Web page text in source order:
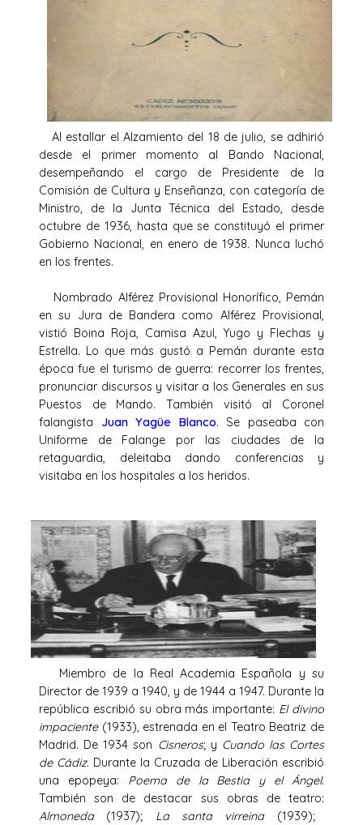
Al estallar el Alzamiento del 18 de julio, se adhirió
desde el primer momento al Bando Nacional,
desempeñando el cargo de Presidente de la
Comisión de Cultura y Enseñanza, con categoría de
Ministro, de la Junta Técnica del Estado, desde
octubre de 1936, hasta que se constituyó el primer
Gobierno Nacional, en enero de 1938. Nunca luchó
en los frentes.
Nombrado Alférez Provisional Honorífico, Pemán
en su Jura de Bandera como Alférez Provisional,
vistió Boina Roja, Camisa Azul, Yugo y Flechas y
Estrella. Lo que más gustó a Pemán durante esta
época fue el turismo de guerra: recorrer los frentes,
pronunciar discursos y visitar a los Generales en sus
Puestos de Mando. También visitó al Coronel
falangista Juan Yagüe Blanco. Se paseaba con
Uniforme de Falange por las ciudades de la
retaguardia, deleitaba dando conferencias y
visitaba en los hospitales a los heridos.
Miembro de la Real Academia Española y su
Director de 1939 a 1940, y de 1944 a 1947. Durante la
república escribió su obra más importante: El divino
impaciente(1933), estrenada en el Teatro Beatriz de
Madrid. De 1934 son Cisneros; y Cuando las Cortes
de Cádiz. Durante la Cruzada de Liberación escribió
una epopeya: Poema de la Bestia y el Ángel.
También son de destacar sus obras de teatro:
Almoneda (1937); La santa virreina (1939);